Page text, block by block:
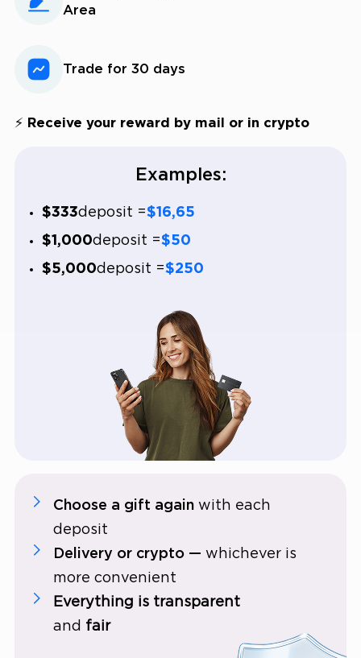
Area
Trade for 30 days
⚡ Receive your reward by mail or in crypto
Examples:
$333deposit =$16,65
$1,000deposit =$50
$5,000deposit =$250
Choose a gift again with each
deposit
Delivery or crypto — whichever is
more convenient
Everything is transparent
and fair